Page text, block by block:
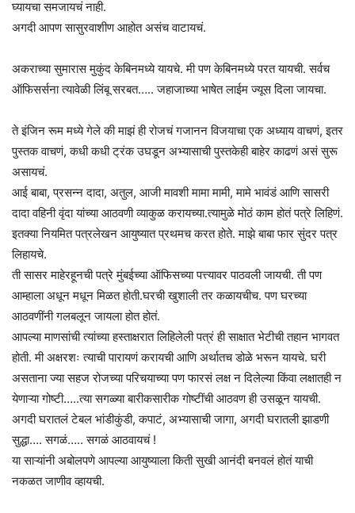
घ्यायचा समजायचं नाही.
अगदी आपण सासुरवाशीण आहोत असंच वाटायचं.
अकराच्या सुमारास मुकुंद केबिनमध्ये यायचे. मी पण केबिनमध्ये परत यायची. सर्वच
ऑफिसर्सना त्यावेळी लिंबू सरबत….. जहाजाच्या भाषेत लाईम ज्यूस दिला जायचा.
ते इंजिन रूम मध्ये गेले की माझं ही रोजचं गजानन विजयाचा एक अध्याय वाचणं, इतर
पुस्तक वाचणं, कधी कधी ट्रंक उघडून अभ्यासाची पुस्तकेही बाहेर काढणं असं सुरू
असायचं.
आई बाबा, प्रसन्न दादा, अतुल, आजी मावशी मामा मामी, मामे भावंडं आणि सासरी
दादा वहिनी वृंदा यांच्या आठवणी व्याकुळ करायच्या.त्यामुळे मोठं काम होतं पत्रे लिहिणं.
इतक्या नियमित पत्रलेखन आयुष्यात प्रथमच करत होते. माझे बाबा फार सुंदर पत्र
लिहायचे.
ती सासर माहेरहूनची पत्रे मुंबईच्या ऑफिसच्या पत्त्यावर पाठवली जायची. ती पण
आम्हाला अधून मधून मिळत होती.घरची खुशाली तर कळायचीच. पण घरच्या
आठवणींनी गलबलून जायला होत होतं.
आपल्या माणसांची त्यांच्या हस्ताक्षरात लिहिलेली पत्रं ही साक्षात भेटीची तहान भागवत
होती. मी अक्षरशः त्याची पारायणं करायची आणि अर्थातच डोळे भरून यायचे. घरी
असताना ज्या सहज रोजच्या परिचयाच्या पण फारसं लक्ष न दिलेल्या किंवा लक्षातही न
येणाऱ्या गोष्टी…..त्या सगळ्या बारीकसारीक गोष्टींची आठवण ही उसळून यायची.
अगदी घरातलं टेबल भांडीकुंडी, कपाटं, अभ्यासाची जागा, अगदी घरातली झाडणी
सुद्धा…. सगळं….. सगळं आठवायचं !
या साऱ्यांनी अबोलपणे आपल्या आयुष्याला किती सुखी आनंदी बनवलं होतं याची
नकळत जाणीव व्हायची.